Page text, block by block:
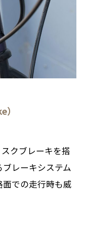
クブレーキを搭
レーキシステム
での走行時も威